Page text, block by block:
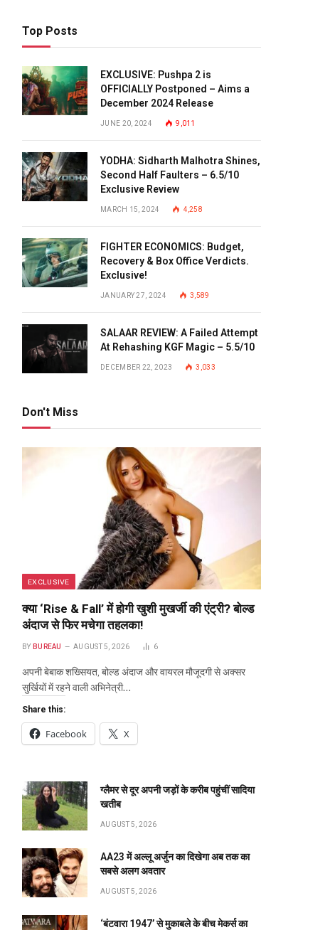
Top Posts
EXCLUSIVE: Pushpa 2 is
OFFICIALLY Postponed – Aims a
December 2024 Release
JUNE 20, 2024 9,011
YODHA: Sidharth Malhotra Shines,
Second Half Faulters – 6.5/10
Exclusive Review
MARCH 15, 2024 4,258
FIGHTER ECONOMICS: Budget,
Recovery & Box Office Verdicts.
Exclusive!
JANUARY 27, 2024 3,589
SALAAR REVIEW: A Failed Attempt
At Rehashing KGF Magic – 5.5/10
DECEMBER 22, 2023 3,033
Don't Miss
EXCLUSIVE
क्या ‘Rise & Fall’ में होगी खुशी मुखर्जी की एंट्री? बोल्ड
अंदाज से फिर मचेगा तहलका!
BY BUREAU AUGUST 5, 2026 6
अपनी बेबाक शख्सियत, बोल्ड अंदाज और वायरल मौजूदगी से अक्सर
सुर्खियों में रहने वाली अभिनेत्री…
Share this:
Facebook X
ग्लैमर से दूर अपनी जड़ों के करीब पहुंचीं सादिया
खतीब
AUGUST 5, 2026
AA23 में अल्लू अर्जुन का दिखेगा अब तक का
सबसे अलग अवतार
AUGUST 5, 2026
‘बंटवारा 1947’ से मुकाबले के बीच मेकर्स का